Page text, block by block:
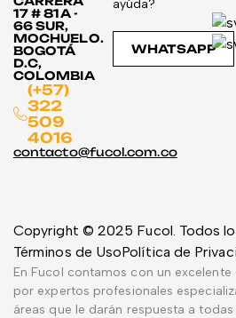
17 # 81A -
66 SUR,
MOCHUELO.
BOGOTÁ
D.C,
COLOMBIA
(+57)
322
509
4016
contacto@fucol.com.co
ayúda?
WHATSAPP
Copyright © 2025 Fucol. Todos
Términos de UsoPolítica de
En Fucol contamos con un
por expertos profesionales
áreas que le darán respuesta a